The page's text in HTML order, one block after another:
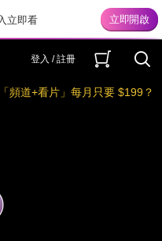
立即看
登入 / 註冊
「頻道+看片」每月只要 $199？